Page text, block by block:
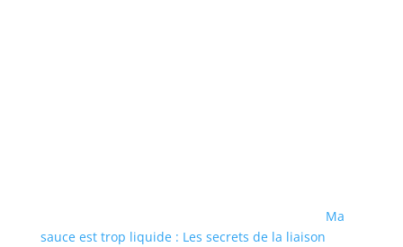
Ma
sauce est trop liquide : Les secrets de la liaison